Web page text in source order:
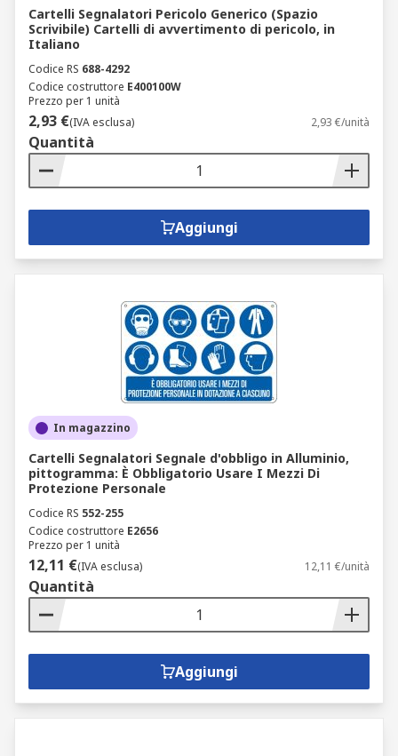
Cartelli Segnalatori Pericolo Generico (Spazio
Scrivibile) Cartelli di avvertimento di pericolo, in
Italiano
Codice RS 688-4292
Codice costruttore E400100W
Prezzo per 1 unità
2,93 €(IVA esclusa) 2,93 €/unità
Quantità
Aggiungi
In magazzino
Cartelli Segnalatori Segnale d'obbligo in Alluminio,
pittogramma: È Obbligatorio Usare I Mezzi Di
Protezione Personale
Codice RS 552-255
Codice costruttore E2656
Prezzo per 1 unità
12,11 €(IVA esclusa) 12,11 €/unità
Quantità
Aggiungi